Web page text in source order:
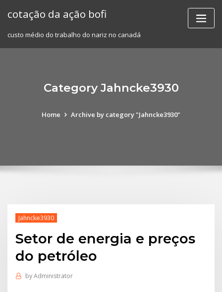
cotação da ação bofi
custo médio do trabalho do nariz no canadá
Category Jahncke3930
Home Archive by category "Jahncke3930"
Jahncke3930
Setor de energia e preços
do petróleo
byAdministrator